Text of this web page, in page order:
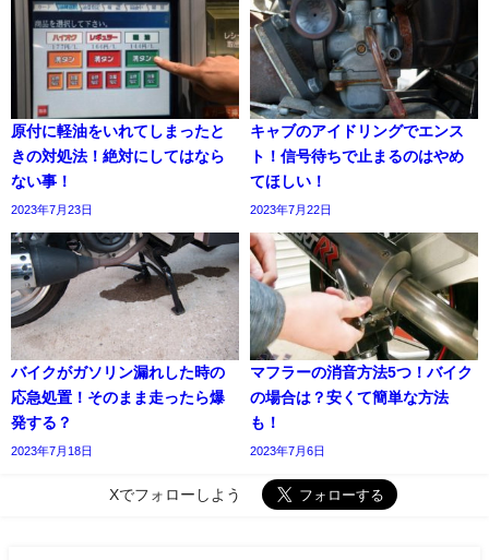
原付に軽油をいれてしまったと
きの対処法！絶対にしてはなら
ない事！
2023年7月23日
キャブのアイドリングでエンス
ト！信号待ちで止まるのはやめ
てほしい！
2023年7月22日
バイクがガソリン漏れした時の
応急処置！そのまま走ったら爆
発する？
2023年7月18日
マフラーの消音方法5つ！バイク
の場合は？安くて簡単な方法
も！
2023年7月6日
Xでフォローしよう